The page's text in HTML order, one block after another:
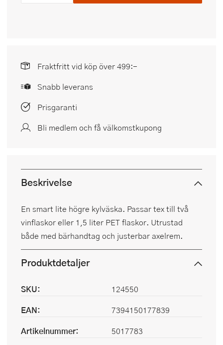
Fraktfritt vid köp över 499:-
Snabb leverans
Prisgaranti
Bli medlem och få välkomstkupong
Beskrivelse
En smart lite högre kylväska. Passar tex till två
vinflaskor eller 1,5 liter PET flaskor. Utrustad
både med bärhandtag och justerbar axelrem.
Produktdetaljer
SKU:
124550
EAN:
7394150177839
Artikelnummer:
5017783